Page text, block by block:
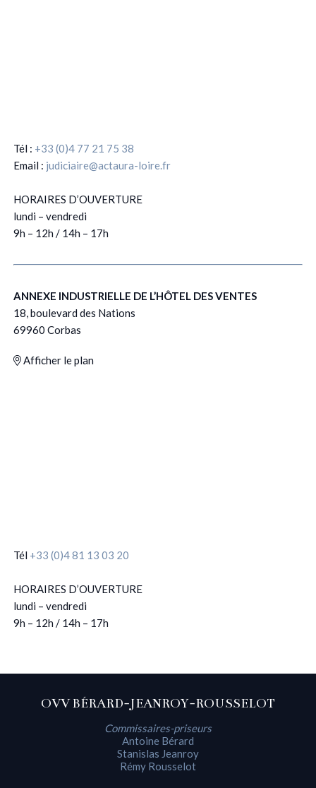
Tél : +33 (0)4 77 21 75 38
Email : judiciaire@actaura-loire.fr
HORAIRES D’OUVERTURE
lundi – vendredi
9h – 12h / 14h – 17h
ANNEXE INDUSTRIELLE DE L’HÔTEL DES VENTES
18, boulevard des Nations
69960 Corbas
Afficher le plan
Tél +33 (0)4 81 13 03 20
HORAIRES D’OUVERTURE
lundi – vendredi
9h – 12h / 14h – 17h
OVV BÉRARD-JEANROY-ROUSSELOT
Commissaires-priseurs
Antoine Bérard
Stanislas Jeanroy
Rémy Rousselot